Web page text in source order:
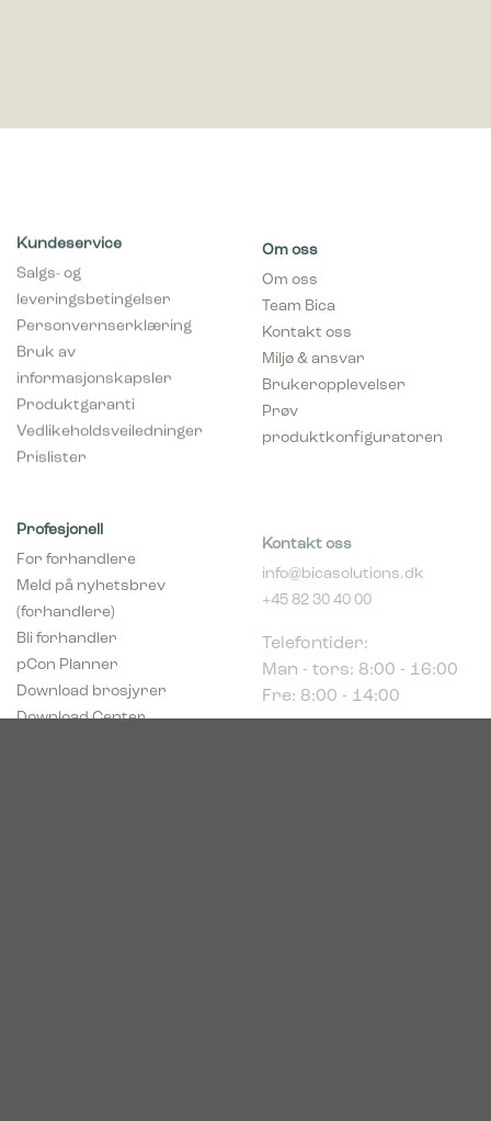
Kundeservice
Salgs- og
leveringsbetingelser
Personvernserklæring
Bruk av
informasjonskapsler
Produktgaranti
Vedlikeholdsveiledninger
Prislister
Om oss
Om oss
Team Bica
Kontakt oss
Miljø & ansvar
Brukeropplevelser
Prøv
produktkonfiguratoren
Profesjonell
Meld på nyhetsbrev
+45 82 30 40 00
Man - tors: 8:00 - 16:00
Fre: 8:00 - 14:00
Norge